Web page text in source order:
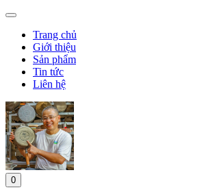
Trang chủ
Giới thiệu
Sản phẩm
Tin tức
Liên hệ
0